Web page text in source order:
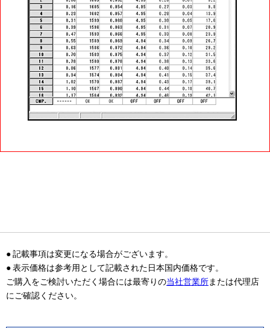
● 記載事項は変更になる場合がございます。
● 表示価格は参考用として記載された日本国内価格です。
ご購入をご検討いただく場合には最寄りの当社営業所または代理店
にご確認ください。